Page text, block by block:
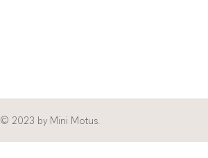
© 2023 by Mini Motus.